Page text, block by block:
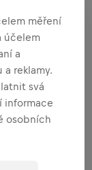
PŘISPĚT
jde přímo
měření
účelem
a
reklamy.
svá
informace
osobních